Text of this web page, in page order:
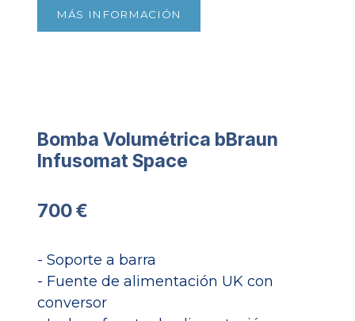
MÁS INFORMACIÓN
Bomba Volumétrica bBraun
Infusomat Space​
700 €
- Soporte a barra
- Fuente de alimentación UK con
conversor